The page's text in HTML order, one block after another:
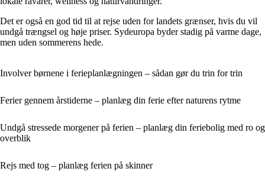
Det er også en god tid til at rejse uden for landets grænser, hvis du vil
undgå trængsel og høje priser. Sydeuropa byder stadig på varme dage,
men uden sommerens hede.
Involver børnene i ferieplanlægningen – sådan gør du trin for trin
Ferier gennem årstiderne – planlæg din ferie efter naturens rytme
Undgå stressede morgener på ferien – planlæg din feriebolig med ro og
overblik
Rejs med tog – planlæg ferien på skinner